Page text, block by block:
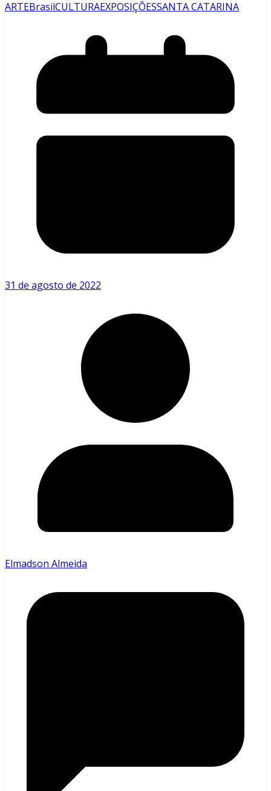
ARTEBrasilCULTURAEXPOSIÇÕESSANTA CATARINA
31 de agosto de 2022
Elmadson Almeida